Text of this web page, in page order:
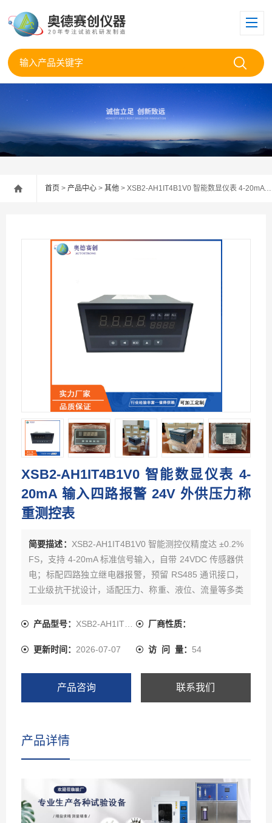
首页 > 产品中心 > 其他 > XSB2-AH1IT4B1V0 智能数显仪表 4-20mA 输入四路报警 24V 外供压力称重测控表
XSB2-AH1IT4B1V0 智能数显仪表 4-
20mA 输入四路报警 24V 外供压力称
重测控表
简要描述： XSB2-AH1IT4B1V0 智能测控仪精度达 ±0.2%
FS，支持 4-20mA 标准信号输入，自带 24VDC 传感器供
电；标配四路独立继电器报警，预留 RS485 通讯接口，
工业级抗干扰设计，适配压力、称重、液位、流量等多类
产品型号： XSB2-AH1IT4B1V0 厂商性质：
更新时间： 2026-07-07 访 问 量： 54
产品咨询 联系我们
产品详情